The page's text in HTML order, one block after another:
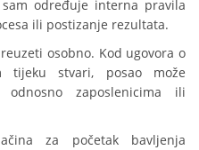
određuje interna pravila
ili postizanje rezultata.
osobno. Kod ugovora o
tijeku stvari, posao može
zaposlenicima ili
za početak bavljenja